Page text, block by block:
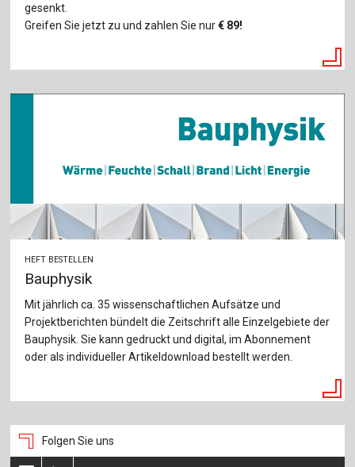
gesenkt.
Greifen Sie jetzt zu und zahlen Sie nur€ 89!
HEFT BESTELLEN
Bauphysik
Mit jährlich ca. 35 wissenschaftlichen Aufsätze und
Projektberichten bündelt die Zeitschrift alle Einzelgebiete der
Bauphysik. Sie kann gedruckt und digital, im Abonnement
oder als individueller Artikeldownload bestellt werden.
Folgen Sie uns